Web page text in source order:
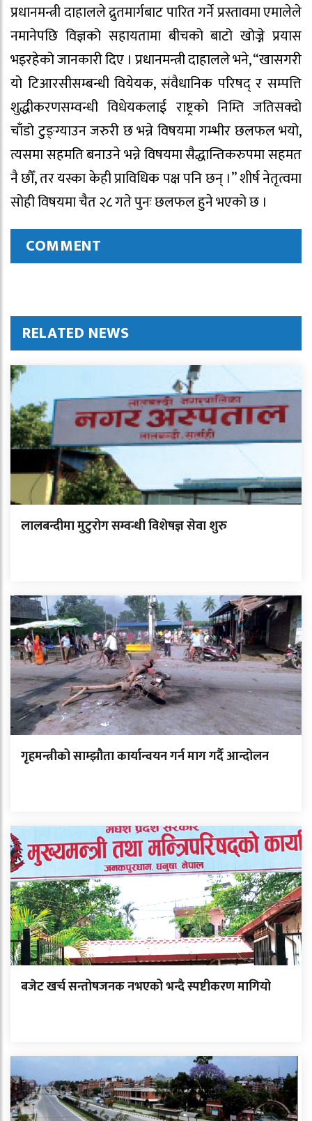
प्रधानमन्त्री दाहालले द्रुतमार्गबाट पारित गर्ने प्रस्तावमा एमालेले
नमानेपछि विज्ञको सहायतामा बीचको बाटो खोज्ने प्रयास
भइरहेको जानकारी दिए । प्रधानमन्त्री दाहालले भने, “खासगरी
यो टिआरसीसम्बन्धी वियेयक, संवैधानिक परिषद् र सम्पत्ति
शुद्धीकरणसम्वन्धी विधेयकलाई राष्ट्रको निम्ति जतिसक्दो
चाँडो टुङ्ग्याउन जरुरी छ भन्ने विषयमा गम्भीर छलफल भयो,
त्यसमा सहमति बनाउने भन्ने विषयमा सैद्धान्तिकरुपमा सहमत
नै छौँ, तर यस्का केही प्राविधिक पक्ष पनि छन् ।” शीर्ष नेतृत्वमा
सोही विषयमा चैत २८ गते पुनः छलफल हुने भएको छ ।
COMMENT
RELATED NEWS
लालबन्दीमा मुटुरोग सम्वन्धी विशेषज्ञ सेवा शुरु
गृहमन्त्रीको साम्झौता कार्यान्वयन गर्न माग गर्दै आन्दोलन
बजेट खर्च सन्तोषजनक नभएको भन्दै स्पष्टीकरण मागियो